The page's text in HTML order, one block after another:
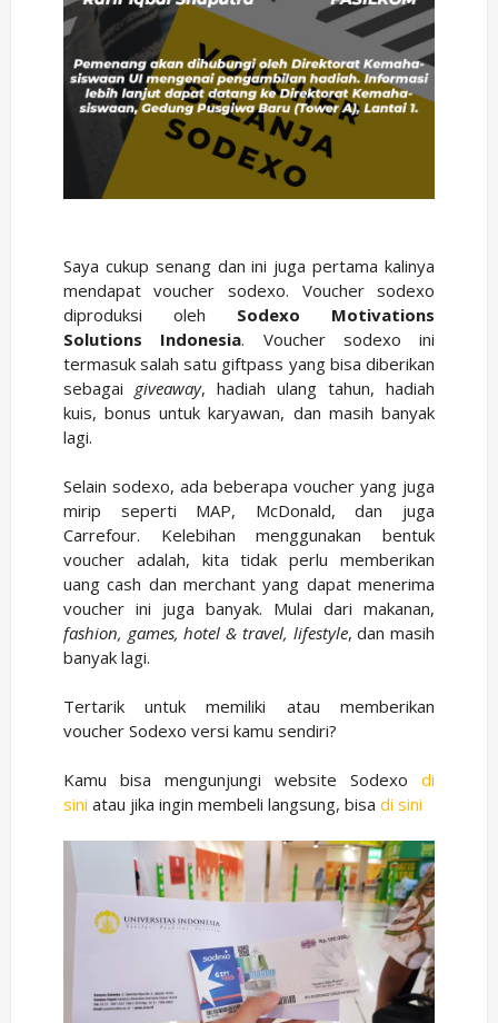
Saya cukup senang dan ini juga pertama kalinya
mendapat voucher sodexo. Voucher sodexo
diproduksi oleh Sodexo Motivations
Solutions Indonesia. Voucher sodexo ini
termasuk salah satu giftpass yang bisa diberikan
sebagai giveaway, hadiah ulang tahun, hadiah
kuis, bonus untuk karyawan, dan masih banyak
lagi.
Selain sodexo, ada beberapa voucher yang juga
mirip seperti MAP, McDonald, dan juga
Carrefour. Kelebihan menggunakan bentuk
voucher adalah, kita tidak perlu memberikan
uang cash dan merchant yang dapat menerima
voucher ini juga banyak. Mulai dari makanan,
fashion, games, hotel & travel, lifestyle, dan masih
banyak lagi.
Tertarik untuk memiliki atau memberikan
voucher Sodexo versi kamu sendiri?
Kamu bisa mengunjungi website Sodexodi
sini atau jika ingin membeli langsung, bisa di sini